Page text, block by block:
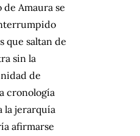
Amaura se
que saltan de
sin la
de
cronología
la jerarquía
afirmarse